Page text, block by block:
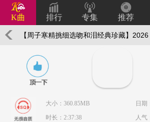
K曲 排行 专集 推荐
【周子寒精挑细选吻和泪经典珍藏】2026
大小：360.85MB
日期
时长：2:37:38
人气